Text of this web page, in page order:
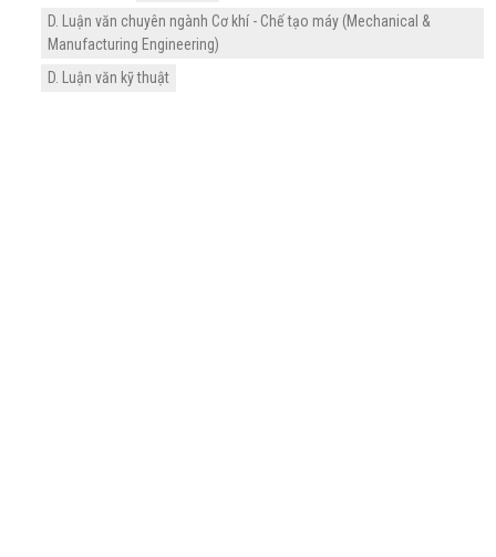
D. Luận văn chuyên ngành Cơ khí - Chế tạo máy (Mechanical &
Manufacturing Engineering)
D. Luận văn kỹ thuật